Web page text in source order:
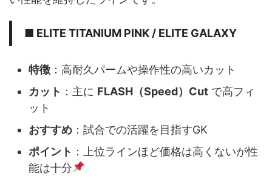
■ ELITE TITANIUM PINK / ELITE GALAXY
特徴 ：高耐久パームや操作性の高いカット
カット ：主に FLASH（Speed）Cut で高フィ
ット
おすすめ ：試合での活躍を目指すGK
ポイント ：上位ラインほど価格は高くないが性
能は十分